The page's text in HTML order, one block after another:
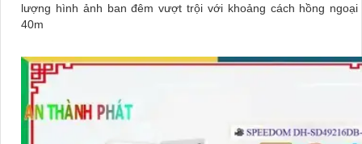
lượng hình ảnh ban đêm vượt trội với khoảng cách hồng ngoại
40m